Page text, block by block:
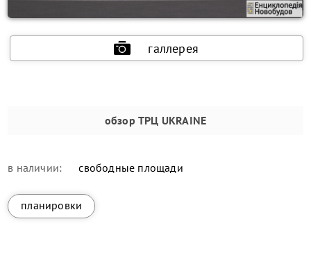
галлерея
обзор ТРЦ UKRAINE
в наличии: свободные площади
планировки